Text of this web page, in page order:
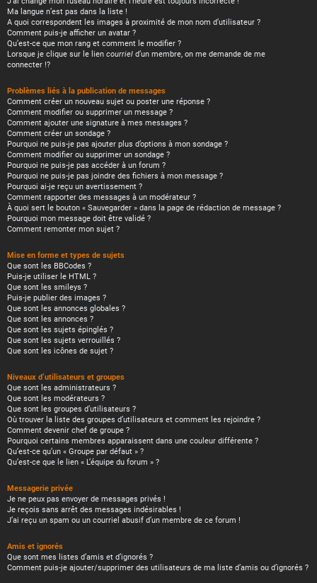
Ma langue n’est pas dans la liste !
A quoi correspondent les images à proximité de mon nom d’utilisateur ?
Comment puis-je afficher un avatar ?
Qu’est-ce que mon rang et comment le modifier ?
Lorsque je clique sur le lien courriel d’un membre, on me demande de me
connecter !?
Problèmes liés à la publication de messages
Comment créer un nouveau sujet ou poster une réponse ?
Comment modifier ou supprimer un message ?
Comment ajouter une signature à mes messages ?
Comment créer un sondage ?
Pourquoi ne puis-je pas ajouter plus d’options à mon sondage ?
Comment modifier ou supprimer un sondage ?
Pourquoi ne puis-je pas accéder à un forum ?
Pourquoi ne puis-je pas joindre des fichiers à mon message ?
Pourquoi ai-je reçu un avertissement ?
Comment rapporter des messages à un modérateur ?
À quoi sert le bouton « Sauvegarder » dans la page de rédaction de message ?
Pourquoi mon message doit être validé ?
Comment remonter mon sujet ?
Mise en forme et types de sujets
Que sont les BBCodes ?
Puis-je utiliser le HTML ?
Que sont les smileys ?
Puis-je publier des images ?
Que sont les annonces globales ?
Que sont les annonces ?
Que sont les sujets épinglés ?
Que sont les sujets verrouillés ?
Que sont les icônes de sujet ?
Niveaux d’utilisateurs et groupes
Que sont les administrateurs ?
Que sont les modérateurs ?
Que sont les groupes d’utilisateurs ?
Où trouver la liste des groupes d’utilisateurs et comment les rejoindre ?
Comment devenir chef de groupe ?
Pourquoi certains membres apparaissent dans une couleur différente ?
Qu’est-ce qu’un « Groupe par défaut » ?
Qu’est-ce que le lien « L’équipe du forum » ?
Messagerie privée
Je ne peux pas envoyer de messages privés !
Je reçois sans arrêt des messages indésirables !
J’ai reçu un spam ou un courriel abusif d’un membre de ce forum !
Amis et ignorés
Que sont mes listes d’amis et d’ignorés ?
Comment puis-je ajouter/supprimer des utilisateurs de ma liste d’amis ou d’ignorés ?